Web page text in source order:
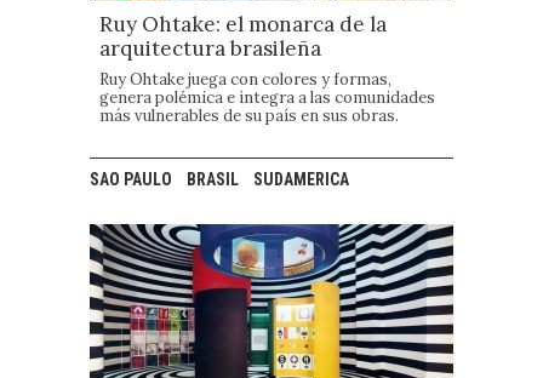
Ruy Ohtake: el monarca de la
arquitectura brasileña
Ruy Ohtake juega con colores y formas,
genera polémica e integra a las comunidades
más vulnerables de su país en sus obras.
SAO PAULO BRASIL SUDAMERICA